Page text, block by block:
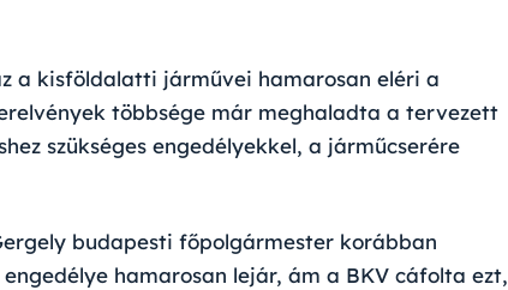
a kisföldalatti járművei hamarosan eléri a
többsége már meghaladta a tervezett
szükséges engedélyekkel, a járműcserére
budapesti főpolgármester korábban
hamarosan lejár, ám a BKV cáfolta ezt,